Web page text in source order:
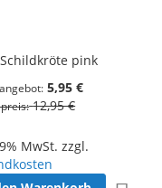
pink
5,95 €
12,95 €
MwSt. zzgl.